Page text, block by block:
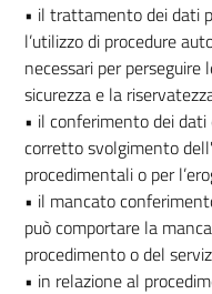
• il trattamento dei dati
l’utilizzo di procedure
necessari per
sicurezza e la
• il conferimento dei
corretto svolgimento
procedimentali o per
• il mancato
può comportare la
procedimento o del
• in relazione al